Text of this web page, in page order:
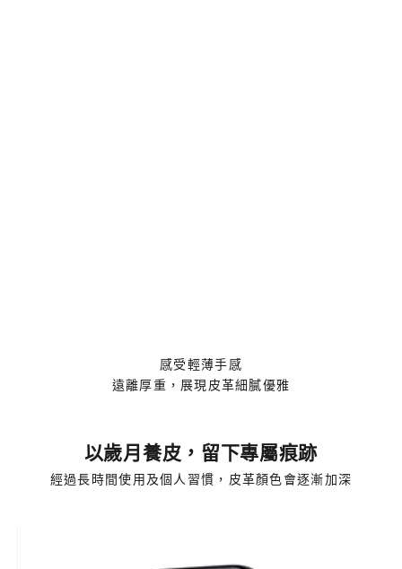
感受輕薄手感
遠離厚重，展現皮革細膩優雅
以歲月養皮，留下專屬痕跡
經過長時間使用及個人習慣，皮革顏色會逐漸加深